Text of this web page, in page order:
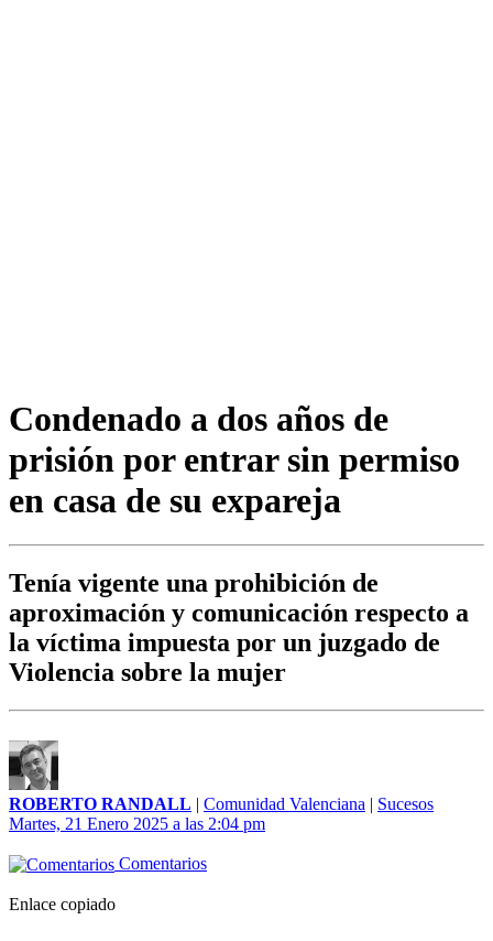
Condenado a dos años de
prisión por entrar sin permiso
en casa de su expareja
Tenía vigente una prohibición de
aproximación y comunicación respecto a
la víctima impuesta por un juzgado de
Violencia sobre la mujer
ROBERTO RANDALL | Comunidad Valenciana | Sucesos
Martes, 21 Enero 2025 a las 2:04 pm
Comentarios
Enlace copiado